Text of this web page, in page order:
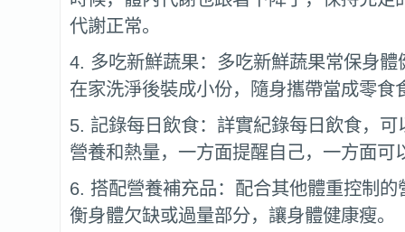
代謝正常。
4. 多吃新鮮蔬果：多吃新鮮蔬果常保身體
在家洗淨後裝成小份，隨身攜帶當成零食
5. 記錄每日飲食：詳實紀錄每日飲食，可
營養和熱量，一方面提醒自己，一方面可
6. 搭配營養補充品：配合其他體重控制的
衡身體欠缺或過量部分，讓身體健康瘦。